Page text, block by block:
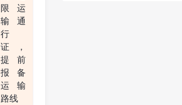
限运
输通
行
证，
提前
报备
运输
路线